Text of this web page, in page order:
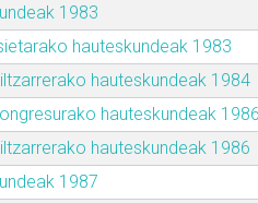
1983
hauteskundeak 1983
hauteskundeak 1984
hauteskundeak 1986
hauteskundeak 1986
1987